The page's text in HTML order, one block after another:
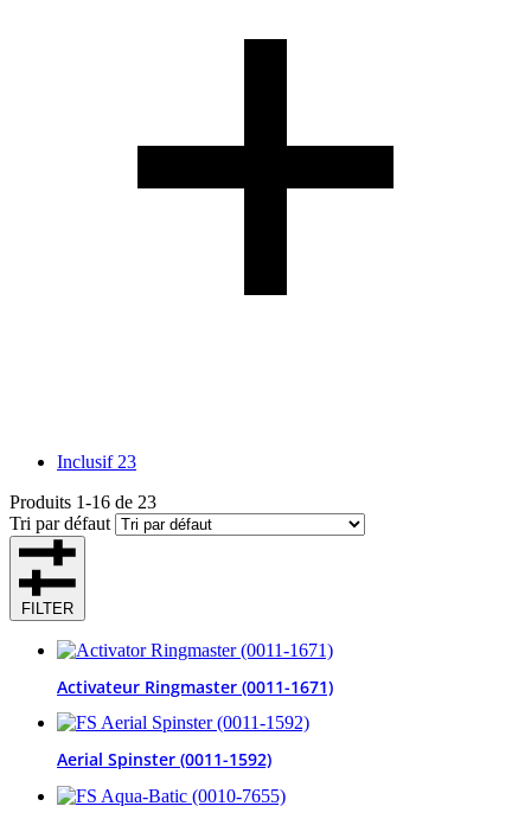
Inclusif 23
Produits 1-16 de 23
Tri par défaut
FILTER
Activateur Ringmaster (0011-1671)
Aerial Spinster (0011-1592)